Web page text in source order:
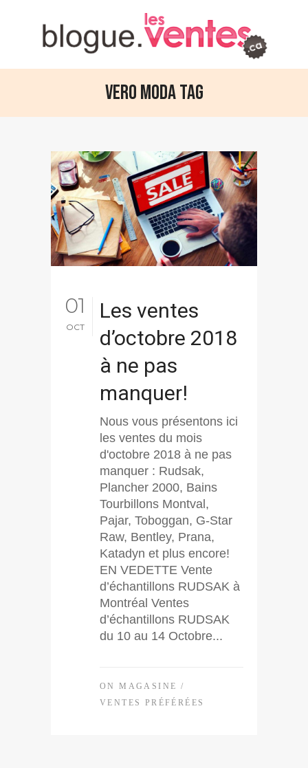
Vero Moda Tag
01
OCT
Les ventes
d’octobre 2018
à ne pas
manquer!
Nous vous présentons ici
les ventes du mois
d'octobre 2018 à ne pas
manquer : Rudsak,
Plancher 2000, Bains
Tourbillons Montval,
Pajar, Toboggan, G-Star
Raw, Bentley, Prana,
Katadyn et plus encore!
EN VEDETTE Vente
d’échantillons RUDSAK à
Montréal Ventes
d’échantillons RUDSAK
du 10 au 14 Octobre...
ON MAGASINE /
VENTES PRÉFÉRÉES